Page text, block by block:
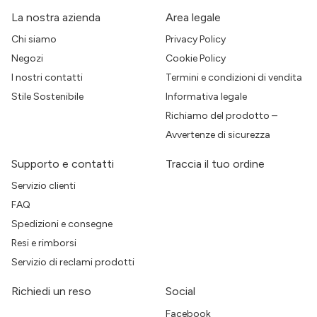
La nostra azienda
Chi siamo
Negozi
I nostri contatti
Stile Sostenibile
Area legale
Privacy Policy
Cookie Policy
Termini e condizioni di vendita
Informativa legale
Richiamo del prodotto –
Avvertenze di sicurezza
Supporto e contatti
Servizio clienti
FAQ
Spedizioni e consegne
Resi e rimborsi
Servizio di reclami prodotti
Traccia il tuo ordine
Richiedi un reso Social
Facebook